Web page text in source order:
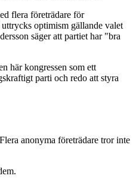
flera företrädare för
optimism gällande valet
säger att partiet har "bra
här kongressen som ett
parti och redo att styra
anonyma företrädare tror inte